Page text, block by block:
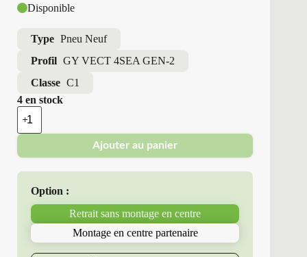
Disponible
Type Pneu Neuf
Profil GY VECT 4SEA GEN-2
Classe C1
4 en stock
quantité
de
Good
-
Pneus
Saisons
Ajouter au panier
Option :
Retrait sans montage en centre
Montage en centre partenaire